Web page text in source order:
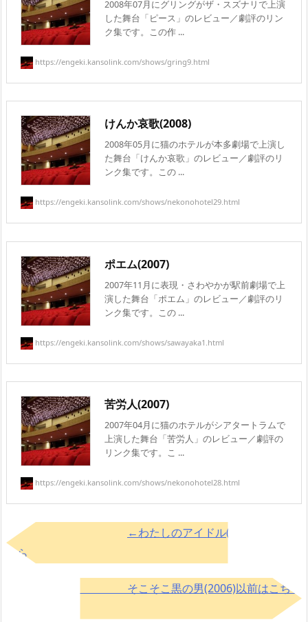
2008年07月にグリングがザ・スズナリで上演
した舞台「ピース」のレビュー／劇評のリン
ク集です。この作 ...
https://engeki.kansolink.com/shows/gring9.html
けんか哀歌(2008)
2008年05月に猫のホテルが本多劇場で上演し
た舞台「けんか哀歌」のレビュー／劇評のリ
ンク集です。この ...
https://engeki.kansolink.com/shows/nekonohotel29.html
ポエム(2007)
2007年11月に表現・さわやかが駅前劇場で上
演した舞台「ポエム」のレビュー／劇評のリ
ンク集です。この ...
https://engeki.kansolink.com/shows/sawayaka1.html
苦労人(2007)
2007年04月に猫のホテルがシアタートラムで
上演した舞台「苦労人」のレビュー／劇評の
リンク集です。こ ...
https://engeki.kansolink.com/shows/nekonohotel28.html
←わたしのアイドル(2011)以降はこ
ちら
そこそこ黒の男(2006)以前はこちら